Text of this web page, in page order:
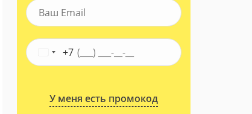
+7
У меня есть промокод